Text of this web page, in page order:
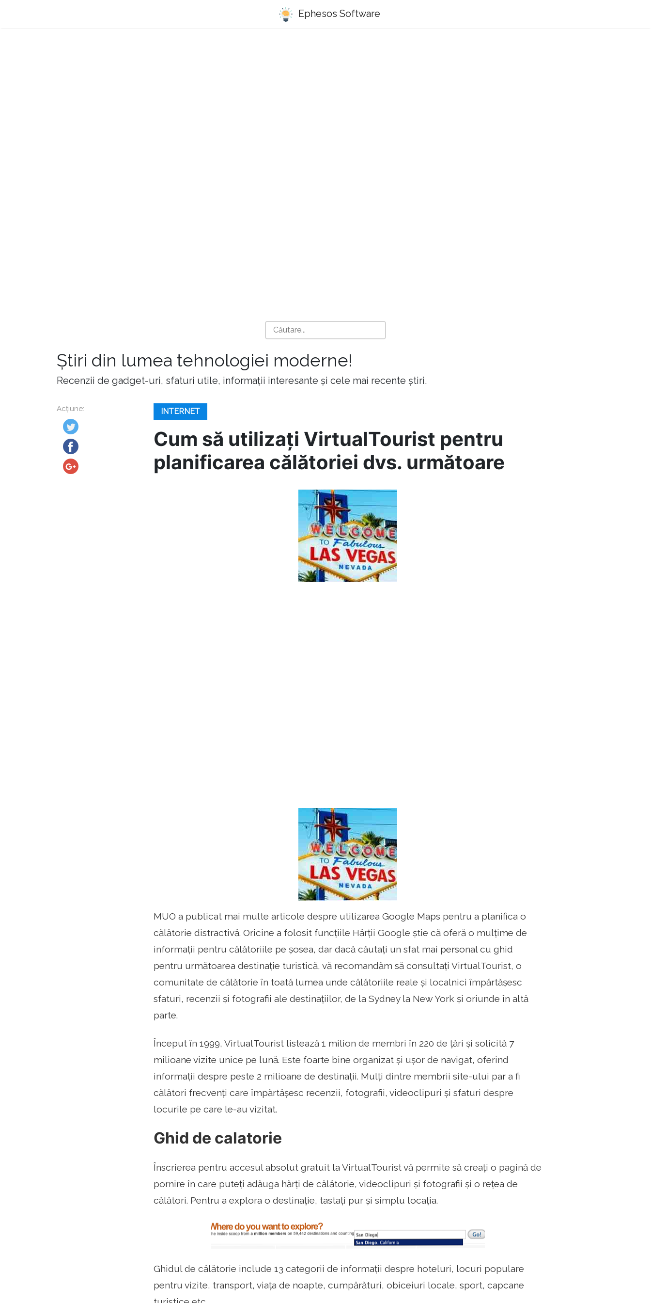
Ephesos Software
Știri din lumea tehnologiei moderne!
Recenzii de gadget-uri, sfaturi utile, informații interesante și cele mai recente știri.
Acțiune: INTERNET
Cum să utilizați VirtualTourist pentru
planificarea călătoriei dvs. următoare
MUO a publicat mai multe articole despre utilizarea Google Maps pentru a planifica o
călătorie distractivă. Oricine a folosit funcțiile Hărții Google știe că oferă o mulțime de
informații pentru călătoriile pe șosea, dar dacă căutați un sfat mai personal cu ghid
pentru următoarea destinație turistică, vă recomandăm să consultați VirtualTourist, o
comunitate de călătorie în toată lumea unde călătoriile reale și localnici împărtășesc
sfaturi, recenzii și fotografii ale destinațiilor, de la Sydney la New York și oriunde în altă
parte.
Început în 1999, VirtualTourist listează 1 milion de membri în 220 de țări și solicită 7
milioane vizite unice pe lună. Este foarte bine organizat și ușor de navigat, oferind
informații despre peste 2 milioane de destinații. Mulți dintre membrii site-ului par a fi
călători frecvenți care împărtășesc recenzii, fotografii, videoclipuri și sfaturi despre
locurile pe care le-au vizitat.
Ghid de calatorie
Înscrierea pentru accesul absolut gratuit la VirtualTourist vă permite să creați o pagină de
pornire în care puteți adăuga hărți de călătorie, videoclipuri și fotografii și o rețea de
călători. Pentru a explora o destinație, tastați pur și simplu locația.
Ghidul de călătorie include 13 categorii de informații despre hoteluri, locuri populare
pentru vizite, transport, viața de noapte, cumpărături, obiceiuri locale, sport, capcane